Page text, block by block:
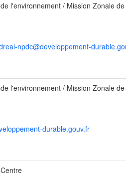
l'environnement / Mission Zonale
npdc@developpement-
l'environnement / Mission Zonale
durable.gouv.fr